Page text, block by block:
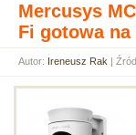
Mercusys
Fi gotowa na
Autor: Ireneusz Rak |